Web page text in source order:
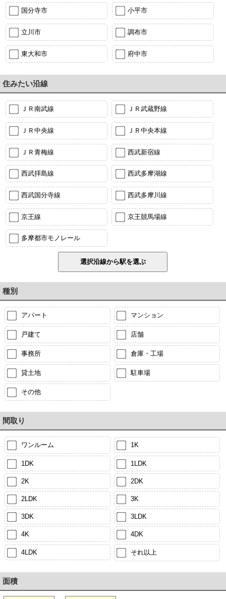
国分寺市 小平市
立川市 調布市
東大和市 府中市
住みたい沿線
ＪＲ南武線 ＪＲ武蔵野線
ＪＲ中央線 ＪＲ中央本線
ＪＲ青梅線 西武新宿線
西武拝島線 西武多摩湖線
西武国分寺線 西武多摩川線
京王線 京王競馬場線
多摩都市モノレール
種別
アパート マンション
戸建て 店舗
事務所 倉庫・工場
貸土地 駐車場
その他
間取り
ワンルーム 1K
1DK 1LDK
2K 2DK
2LDK 3K
3DK 3LDK
4K 4DK
4LDK それ以上
面積